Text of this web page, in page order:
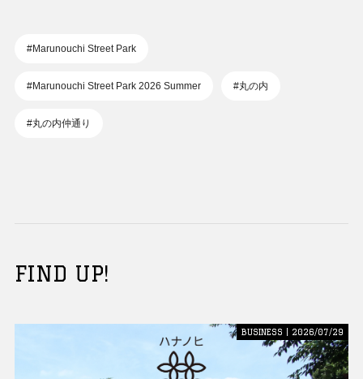
#Marunouchi Street Park
#Marunouchi Street Park 2026 Summer #丸の内
#丸の内仲通り
FIND UP!
BUSINESS | 2026/07/29